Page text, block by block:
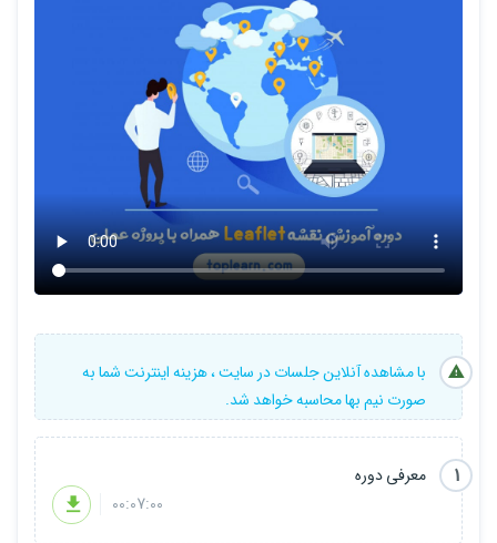
تشخیص موقعیت کلیک شده بر روی نقشه (کلیک کردن بر روی نقشه)
رسم ترسیمات بر روی نقشه
انجام پروژه عملی
با مشاهده آنلاین جلسات در سایت ، هزینه اینترنت شما به
صورت نیم بها محاسبه خواهد شد.
1
معرفی دوره
00:07:00